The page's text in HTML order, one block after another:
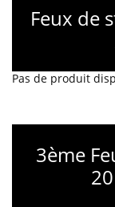
Feux de
Pas de produit
3ème